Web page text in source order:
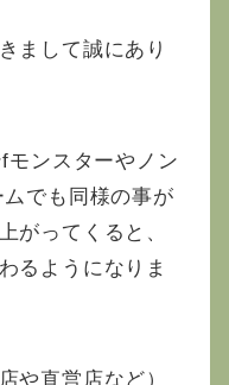
まして誠にあり
モンスターやノン
でも同様の事が
がってくると、
るようになりま
や直営店など）